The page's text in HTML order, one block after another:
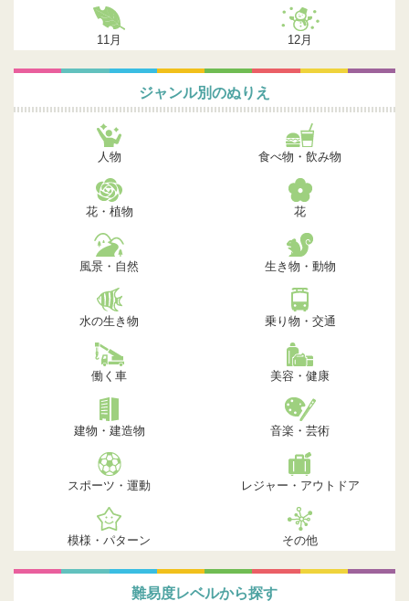
11月 12月
ジャンル別のぬりえ
人物 食べ物・飲み物
花・植物 花
風景・自然 生き物・動物
水の生き物 乗り物・交通
働く車 美容・健康
建物・建造物 音楽・芸術
スポーツ・運動 レジャー・アウトドア
模様・パターン その他
難易度レベルから探す